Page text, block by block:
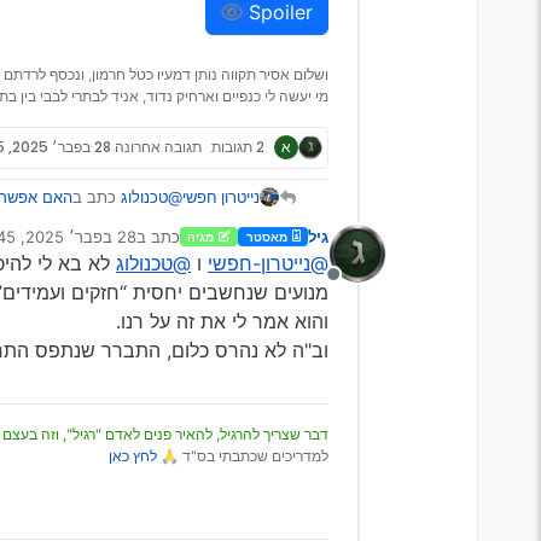
Spoiler
ושלום אסיר תקווה נותן דמעיו כטל חרמון, ונכסף
מי יעשה לי כנפיים וארחיק נדוד, אניד לבתרי לבבי בין
א 2 תגובות תגובה אחרונה 28 בפבר׳ 2025, 6:45
נייטרון חפשי@טכנולוג כתב בהאם אפשר
@נייטרון-חפשי
90 ללא תאוצות
בלילה ירושלמי
ללא עצירות מאשר נסיעה
אתה צודק 100% (כתמיד) וטוב שכתבת את זה.
אבל נראה לי שצריך
ואפילו רוב חברי הפורום
אני בוודאי הייתי עושה
Spoiler
מנותק
גיל מאסטר מגיה כתב ב28 בפבר׳ 2025, 6:45
נערך לאחרונה על ידי
@נייטרון-חפשי ו @טכנולוג לא בא לי
מנועים שנחשבים יחסית “חזקים
והוא אמר לי את זה על רנו.
וב"ה לא נהרס כלום, התברר שנתפס
דבר שצריך להרגיל, להאיר פנים לאדם "רגיל", וזה בעצם
למדריכים שכתבתי בס"ד 🙏 לחץ כאן